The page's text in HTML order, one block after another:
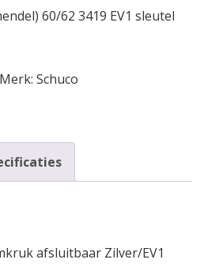
60/62 3419 EV1 sleutel
Merk: Schuco
afsluitbaar Zilver/EV1